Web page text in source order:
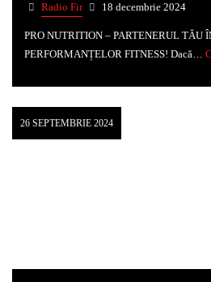
Radio Fir 18 decembrie 2024
PRO NUTRITION – PARTENERUL TĂU
PERFORMANȚELOR FITNESS! Dacă…
26 SEPTEMBRIE 2024